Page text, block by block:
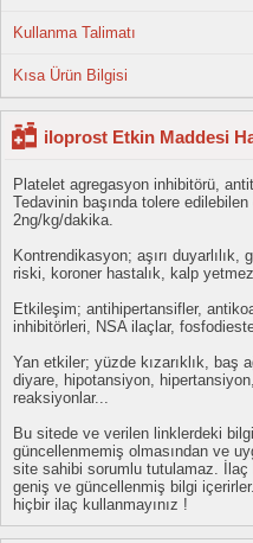
Kullanma Talimatı
Kısa Ürün Bilgisi
iloprost Etkin Maddesi
Platelet agregasyon inhibitörü,
Tedavinin başında tolere
2ng/kg/dakika.
Kontrendikasyon; aşırı
riski, koroner hastalık, kalp
Etkileşim; antihipertansifler,
inhibitörleri, NSA ilaçlar,
Yan etkiler; yüzde kızarıklık, baş
diyare, hipotansiyon,
reaksiyonlar...
Bu sitede ve verilen linklerdeki
güncellenmemiş olmasından ve
site sahibi sorumlu tutulamaz.
geniş ve güncellenmiş bilgi
hiçbir ilaç kullanmayınız !